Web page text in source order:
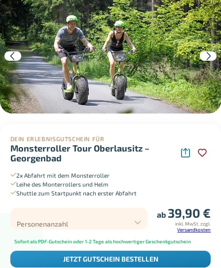
DEIN ERLEBNISGUTSCHEIN FÜR
Monsterroller Tour Oberlausitz –
Georgenbad
2x Abfahrt mit dem Monsterroller
Leihe des Monterrollers und Helm
Shuttle zum Startpunkt nach erster Abfahrt
Personenanzahl
ab 39,90 €
inkl. MwSt. zzgl.
Versandkosten
Sofort als PDF-Gutschein oder 1-2 Tage als hochwertiger Geschenkgutschein
JETZT GUTSCHEIN BESTELLEN